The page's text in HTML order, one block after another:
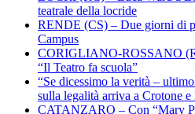
teatrale della locride
RENDE (CS) – Due giorni di
Campus
CORIGLIANO-ROSSANO
“Il Teatro fa scuola”
“Se dicessimo la verità –
sulla legalità arriva a Crotone
CATANZARO – Con “Mary